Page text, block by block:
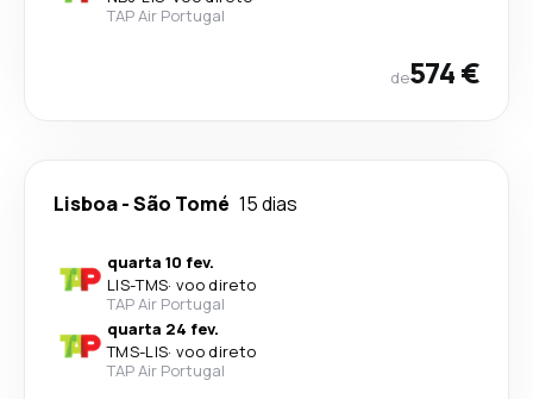
TAP Air Portugal
de574 €
Lisboa-São Tomé 15 dias
quarta 10 fev.
LIS-TMS· voo direto
TAP Air Portugal
quarta 24 fev.
TMS-LIS· voo direto
TAP Air Portugal